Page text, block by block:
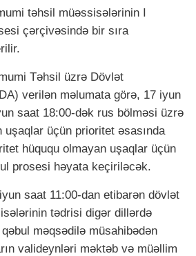
təhsil müəssisələrinin I
çərçivəsində bir sıra
Təhsil üzrə Dövlət
verilən məlumata görə, 17 iyun
saat 18:00-dək rus bölməsi üzrə
uşaqlar üçün prioritet əsasında
hüququ olmayan uşaqlar üçün
prosesi həyata keçiriləcək.
saat 11:00-dan etibarən dövlət
tədrisi digər dillərdə
məqsədilə müsahibədən
valideynləri məktəb və müəllim